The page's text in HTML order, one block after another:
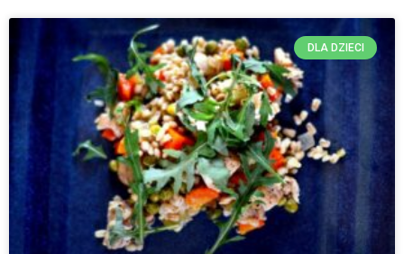
DLA DZIECI